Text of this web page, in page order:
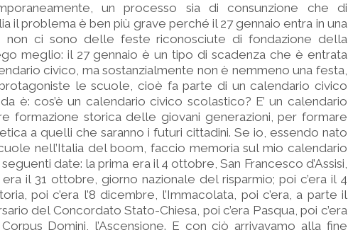
un processo sia di consunzione che di
il problema è ben più grave perché il 27 gennaio entra in una
non ci sono delle feste riconosciute di fondazione della
meglio: il 27 gennaio è un tipo di scadenza che è entrata
civico, ma sostanzialmente non è nemmeno una festa,
le scuole, cioè fa parte di un calendario civico
è: cos’è un calendario civico scolastico? E’ un calendario
formazione storica delle giovani generazioni, per formare
a quelli che saranno i futuri cittadini. Se io, essendo nato
nell’Italia del boom, faccio memoria sul mio calendario
date: la prima era il 4 ottobre, San Francesco d’Assisi,
il 31 ottobre, giorno nazionale del risparmio; poi c’era il 4
poi c’era l’8 dicembre, l’Immacolata, poi c’era, a parte il
del Concordato Stato-Chiesa, poi c’era Pasqua, poi c’era
Domini, l’Ascensione. E con ciò arrivavamo alla fine